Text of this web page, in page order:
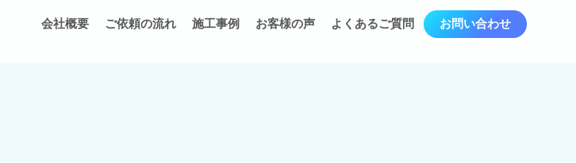
会社概要 ご依頼の流れ 施工事例 お客様の声 よくあるご質問 お問い合わせ